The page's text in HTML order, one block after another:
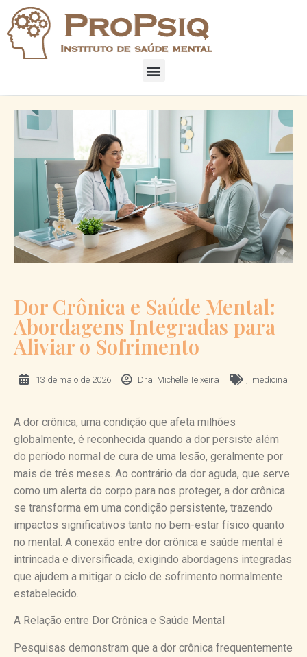
Dor Crônica e Saúde Mental:
Abordagens Integradas para
Aliviar o Sofrimento
13 de maio de 2026 Dra. Michelle Teixeira Imedicina
A dor crônica, uma condição que afeta milhões
globalmente, é reconhecida quando a dor persiste além
do período normal de cura de uma lesão, geralmente por
mais de três meses. Ao contrário da dor aguda, que serve
como um alerta do corpo para nos proteger, a dor crônica
se transforma em uma condição persistente, trazendo
impactos significativos tanto no bem-estar físico quanto
no mental. A conexão entre dor crônica e saúde mental é
intrincada e diversificada, exigindo abordagens integradas
que ajudem a mitigar o ciclo de sofrimento normalmente
estabelecido.
A Relação entre Dor Crônica e Saúde Mental
Pesquisas demonstram que a dor crônica frequentemente